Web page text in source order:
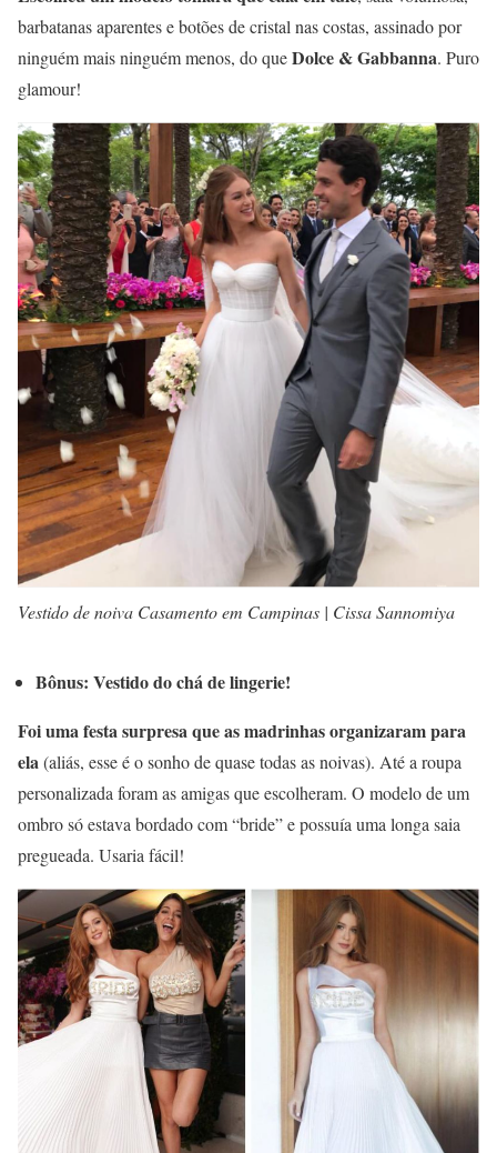
barbatanas aparentes e botões de cristal nas costas, assinado por
ninguém mais ninguém menos, do queDolce & Gabbanna. Puro
glamour!
Vestido de noiva Casamento em Campinas | Cissa Sannomiya
Bônus: Vestido do chá de lingerie!
Foi uma festa surpresa que as madrinhas organizaram para
ela (aliás, esse é o sonho de quase todas as noivas). Até a roupa
personalizada foram as amigas que escolheram. O modelo de um
ombro só estava bordado com “bride” e possuía uma longa saia
pregueada. Usaria fácil!